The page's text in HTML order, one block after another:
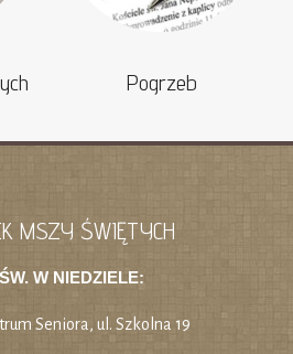
Pogrzeb
MSZY ŚWIĘTYCH
W NIEDZIELE:
Seniora, ul. Szkolna 19